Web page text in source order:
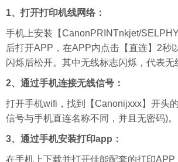
1、打开打印机线网络：
手机上安装【CanonPRINTnkjet/
后打开APP，在APP内点击【直连】2秒
闪烁后松开。其中无线标志闪烁，代表无
2、通过手机连接无线信号：
打开手机wifi，找到【Canonijxxx】开头
信号与手机直连名称不同，并且无密码)。
3、通过手机安装打印app：
在手机上下载并打开佳能配套的打印APP